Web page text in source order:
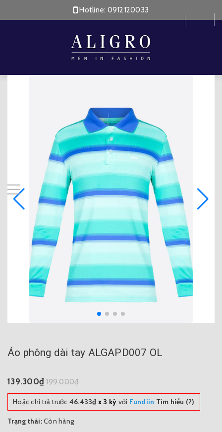
Hotline: 0912120033
Áo phông dài tay ALGAPD007 OL
139.300₫199.000₫
Hoặc chỉ trả trước 46.433₫ x 3 kỳ với Fundiin Tìm hiểu (?)
Trạng thái:Còn hàng